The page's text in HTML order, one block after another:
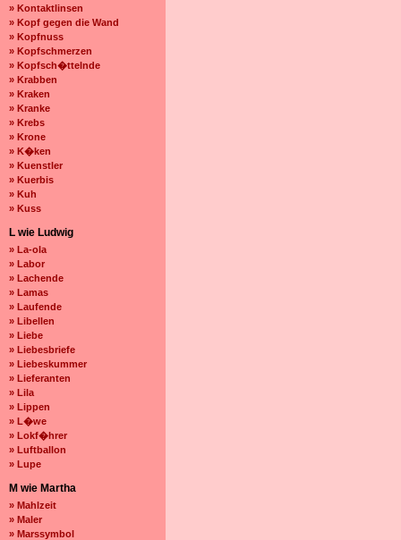
» Kontaktlinsen
» Kopf gegen die Wand
» Kopfnuss
» Kopfschmerzen
» Kopfsch�ttelnde
» Krabben
» Kraken
» Kranke
» Krebs
» Krone
» K�ken
» Kuenstler
» Kuerbis
» Kuh
» Kuss
L wie Ludwig
» La-ola
» Labor
» Lachende
» Lamas
» Laufende
» Libellen
» Liebe
» Liebesbriefe
» Liebeskummer
» Lieferanten
» Lila
» Lippen
» L�we
» Lokf�hrer
» Luftballon
» Lupe
M wie Martha
» Mahlzeit
» Maler
» Marssymbol